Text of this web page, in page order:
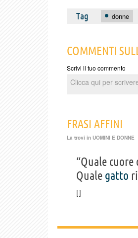
Tag donne
COMMENTI
Scrivi il tuo commento
FRASI AFFINI
La trovi in UOMINI E DONNE
“Quale cuore
Quale gatto